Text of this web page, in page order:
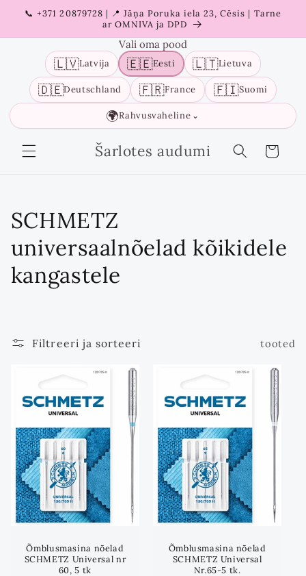
sisu
📞 +371 20879728 | 📍 Jāņa Poruka iela 23, Cēsis | Tarne
ar OMNIVA ja DPD
Vali oma pood
🇱🇻Latvija 🇪🇪Eesti 🇱🇹Lietuva
🇩🇪Deutschland 🇫🇷France 🇫🇮Suomi
🌍Rahvusvaheline ⌄
Šarlotes audumi Ostukorv
K
o
g
SCHMETZ
universaalnõelad kõikidele
kangastele
Filtreeri ja sorteeri tooted
Õmblusmasina nõelad
SCHMETZ Universal nr
60, 5 tk
Õmblusmasina nõelad
SCHMETZ Universal
Nr.65-5 tk.